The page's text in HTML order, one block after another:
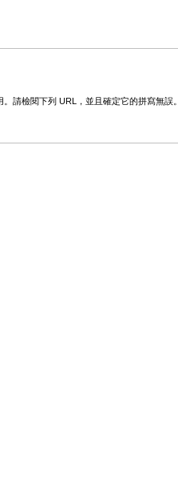
請檢閱下列 URL，並且確定它的拼寫無誤。